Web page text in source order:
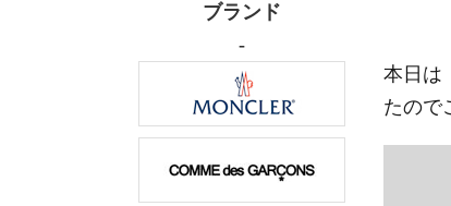
ブランド
-
本日は
たので